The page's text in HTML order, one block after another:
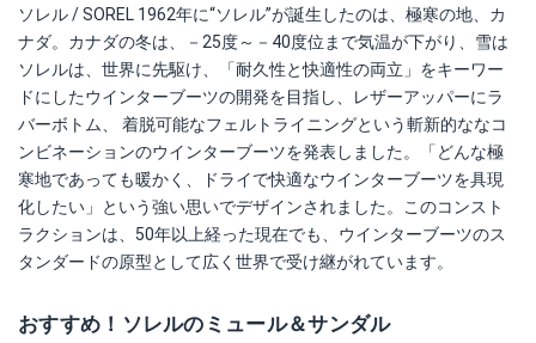
ソレル｜CARIBOU 9MM TP ウィメンズカリブー対応インナーブーツ
Amazonで詳細を見る
ソレル / SOREL 1962年に“ソレル”が誕生したのは、極寒の地、カ
ナダ。カナダの冬は、－25度～－40度位まで気温が下がり、雪は
ソレルは、世界に先駆け、「耐久性と快適性の両立」をキーワー
ドにしたウインターブーツの開発を目指し、レザーアッパーにラ
バーボトム、 着脱可能なフェルトライニングという斬新的ななコ
ンビネーションのウインターブーツを発表しました。「どんな極
寒地であっても暖かく、ドライで快適なウインターブーツを具現
化したい」という強い思いでデザインされました。このコンスト
ラクションは、50年以上経った現在でも、ウインターブーツのス
タンダードの原型として広く世界で受け継がれています。
おすすめ！ソレルのミュール＆サンダル